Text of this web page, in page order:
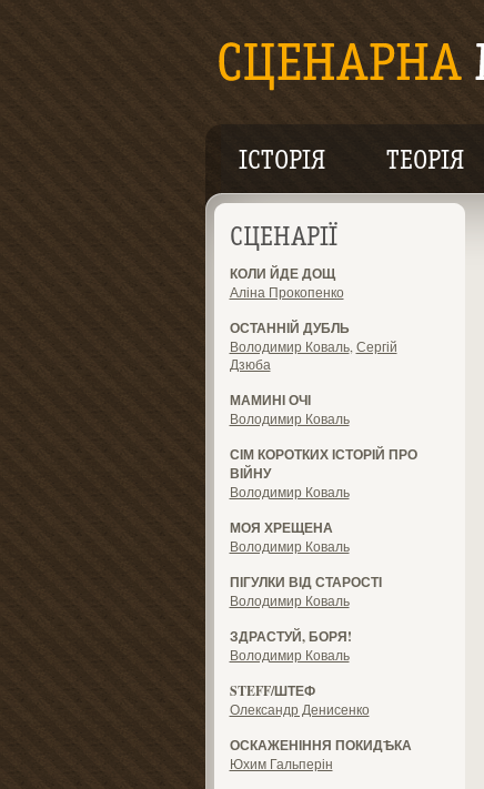
ІСТОРІЯ ТЕОРІЯ
СЦЕНАРІЇ
КОЛИ ЙДЕ ДОЩ
Аліна Прокопенко
ОСТАННІЙ ДУБЛЬ
Володимир Коваль, Сергій
Дзюба
МАМИНІ ОЧІ
Володимир Коваль
СІМ КОРОТКИХ ІСТОРІЙ ПРО
ВІЙНУ
Володимир Коваль
МОЯ ХРЕЩЕНА
Володимир Коваль
ПІГУЛКИ ВІД СТАРОСТІ
Володимир Коваль
ЗДРАСТУЙ, БОРЯ!
Володимир Коваль
STEFF/ШТЕФ
Олександр Денисенко
ОСКАЖЕНІННЯ ПОКИДѢКА
Юхим Гальперін